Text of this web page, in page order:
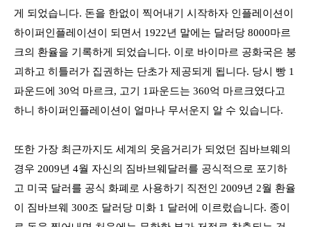
게 되었습니다. 돈을 한없이 찍어내기 시작하자 인플레이션이
하이퍼인플레이션이 되면서 1922년 말에는 달러당 8000마르
크의 환율을 기록하게 되었습니다. 이로 바이마르 공화국은 붕
괴하고 히틀러가 집권하는 단초가 제공되게 됩니다. 당시 빵 1
파운드에 30억 마르크, 고기 1 파운드는 360억 마르크였다고
하니 하이퍼인플레이션이 얼마나 무서운지 알 수 있습니다.
또한 가장 최근까지도 세계의 웃음거리가 되었던 짐바브웨의
경우 2009년 4월 자신의 짐바브웨달러를 공식적으로 포기하
고 미국 달러를 공식 화폐로 사용하기 직전인
2009년 2월 환율
이 짐바브웨 300조 달러당 미화 1 달러에 이르렀습니다. 종이